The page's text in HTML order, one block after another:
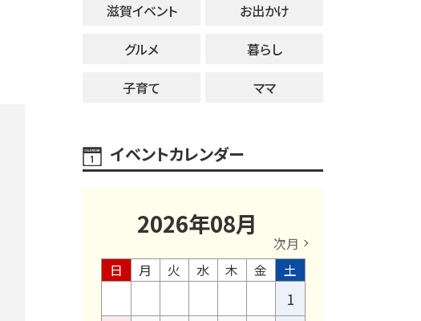
滋賀イベント
お出かけ
グルメ
暮らし
子育て
ママ
イベントカレンダー
2026年08月
次月
日
月 火 水 木 金 土
1